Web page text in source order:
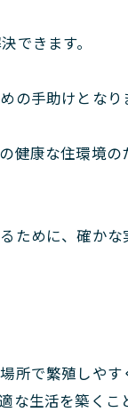
できます。
手助けとなり
健康な住環境の
ために、確か
所で繁殖しやす
生活を築くこ